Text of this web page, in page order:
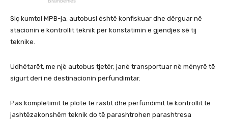
Siç kumtoi MPB-ja, autobusi është konfiskuar dhe dërguar në
stacionin e kontrollit teknik për konstatimin e gjendjes së tij
teknike.
Udhëtarët, me një autobus tjetër, janë transportuar në mënyrë të
sigurt deri në destinacionin përfundimtar.
Pas kompletimit të plotë të rastit dhe përfundimit të kontrollit të
jashtëzakonshëm teknik do të parashtrohen parashtresa